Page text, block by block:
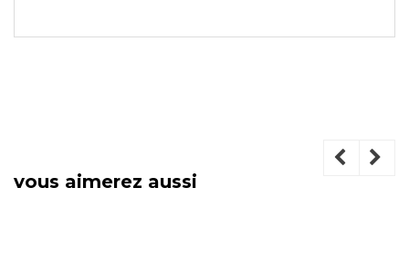
vous aimerez aussi